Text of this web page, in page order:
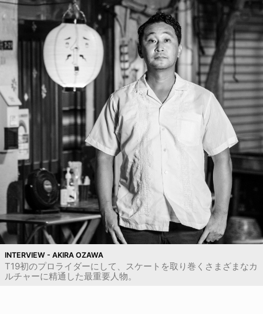
INTERVIEW - AKIRA OZAWA
T19初のプロライダーにして、スケートを取り巻くさまざまなカ
ルチャーに精通した最重要人物。